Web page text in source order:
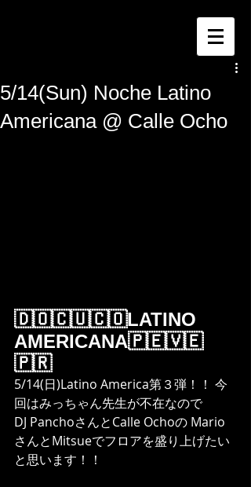
5/14(Sun) Noche Latino
Americana @ Calle Ocho
🇩🇴🇨🇺🇨🇴LATINO
AMERICANA🇵🇪🇻🇪
🇵🇷
5/14(日)Latino America第３弾！！ 今
回はみっちゃん先生が不在なので
DJ PanchoさんとCalle Ochoの Mario
さんとMitsueでフロアを盛り上げたい
と思います！！